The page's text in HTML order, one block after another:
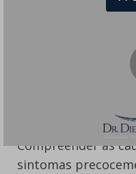
não
A Neuromielite
autoimune grave,
radicalmente nos
Compreender as
sintomas